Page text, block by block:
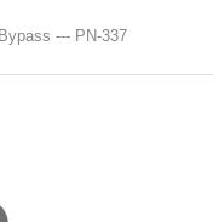
--- PN-337